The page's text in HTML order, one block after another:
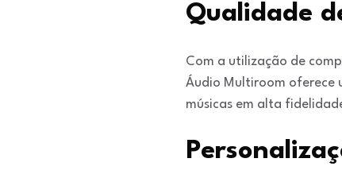
Qualidade
Com a utilização de
Áudio Multiroom oferece
músicas em alta